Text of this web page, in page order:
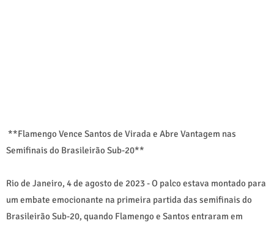
**Flamengo Vence Santos de Virada e Abre Vantagem nas
Semifinais do Brasileirão Sub-20**
Rio de Janeiro, 4 de agosto de 2023 - O palco estava montado para
um embate emocionante na primeira partida das semifinais do
Brasileirão Sub-20, quando Flamengo e Santos entraram em